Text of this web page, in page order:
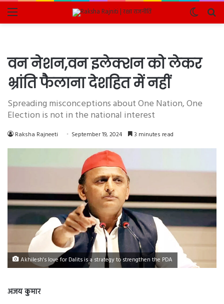
Menu
Switch
skin
वन नेशन,वन इलेक्शन को लेकर
भ्रांति फैलाना देशहित में नहीं
Spreading misconceptions about One Nation, One
Election is not in the national interest
Raksha Rajneeti September 19, 2024 3 minutes read
Akhilesh's love for Dalits is a strategy to strengthen the PDA
अजय कुमार